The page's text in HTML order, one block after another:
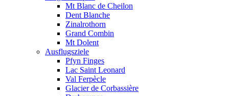
Mt Blanc de Cheilon
Dent Blanche
Zinalrothorn
Grand Combin
Mt Dolent
Ausflugsziele
Pfyn Finges
Lac Saint Leonard
Val Ferpècle
Glacier de Corbassière